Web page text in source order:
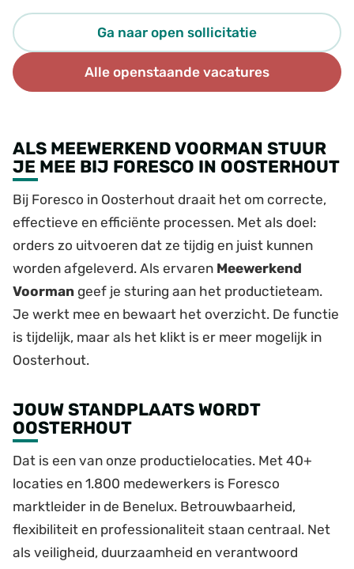
Ga naar open sollicitatie
Alle openstaande vacatures
ALS MEEWERKEND VOORMAN STUUR
JE MEE BIJ FORESCO IN OOSTERHOUT
Bij Foresco in Oosterhout draait het om correcte,
effectieve en efficiënte processen. Met als doel:
orders zo uitvoeren dat ze tijdig en juist kunnen
worden afgeleverd. Als ervaren Meewerkend
Voorman geef je sturing aan het productieteam.
Je werkt mee en bewaart het overzicht. De functie
is tijdelijk, maar als het klikt is er meer mogelijk in
Oosterhout.
JOUW STANDPLAATS WORDT
OOSTERHOUT
Dat is een van onze productielocaties. Met 40+
locaties en 1.800 medewerkers is Foresco
marktleider in de Benelux. Betrouwbaarheid,
flexibiliteit en professionaliteit staan centraal. Net
als veiligheid, duurzaamheid en verantwoord